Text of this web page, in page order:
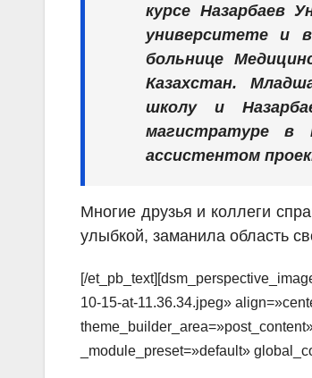
курсе Назарбаев
университете и
больнице
Казахстан.
школу и
магистратуре в
ассистентом
Многие друзья и коллеги
улыбкой, заманила область
[/
10-15-at-11.36.34.jpeg»
_module_preset=»default»